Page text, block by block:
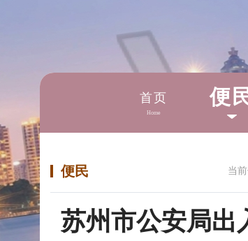
首页
Home
便
便民 当前
苏州市公安局出